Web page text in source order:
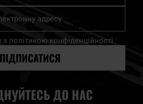
з політикою конфіденційності
ПІДПИСАТИСЯ
ДО НАС